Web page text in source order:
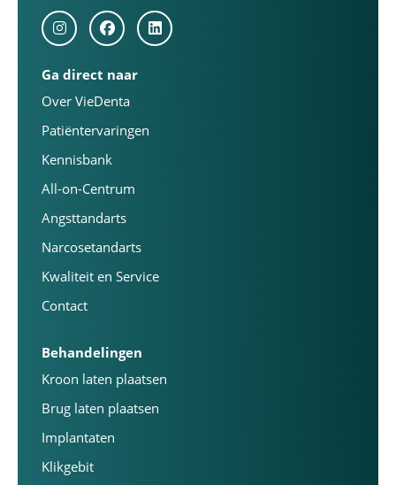
Ga direct naar
Over VieDenta
Patiëntervaringen
Kennisbank
All-on-Centrum
Angsttandarts
Narcosetandarts
Kwaliteit en Service
Contact
Behandelingen
Kroon laten plaatsen
Brug laten plaatsen
Implantaten
Klikgebit